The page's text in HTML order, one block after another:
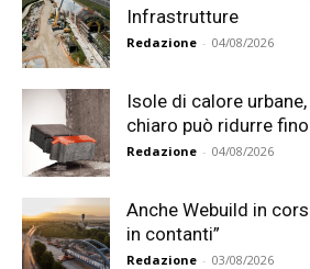
Infrastrutture
Redazione - 04/08/2026
Isole di calore
chiaro può ridurre fino
Redazione - 04/08/2026
Anche Webuild in
in contanti”
Redazione - 03/08/2026